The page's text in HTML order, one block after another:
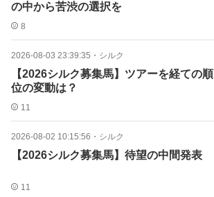
の中から苦渋の選択を
8
2026-08-03 23:39:35 ・ シルク
【2026シルク募集馬】ツアーを経ての順
位の変動は？
11
2026-08-02 10:15:56 ・ シルク
【2026シルク募集馬】待望の中間発表
11